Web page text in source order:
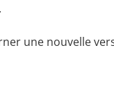
une nouvelle